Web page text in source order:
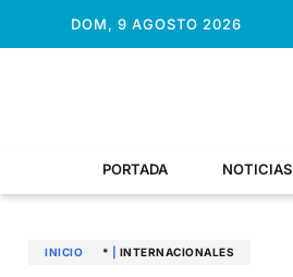
DOM, 9 AGOSTO 2026
PORTADA NOTICIAS
INICIO * INTERNACIONALES